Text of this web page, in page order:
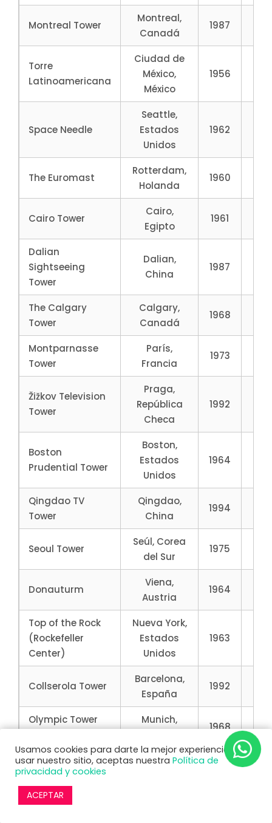
Montreal Tower
Montreal,
Canadá
1987
Torre
Latinoamericana
Ciudad de
México,
México
1956
Space Needle
Seattle,
Estados
Unidos
1962
The Euromast
Rotterdam,
Holanda
1960
Cairo Tower
Cairo,
Egipto
1961
Dalian
Sightseeing
Tower
Dalian,
China
1987
The Calgary
Tower
Calgary,
Canadá
1968
Montparnasse
Tower
París,
Francia
1973
Žižkov Television
Tower
Praga,
República
Checa
1992
Boston
Prudential Tower
Boston,
Estados
Unidos
1964
Qingdao TV
Tower
Qingdao,
China
1994
Seoul Tower
Seúl, Corea
del Sur
1975
Donauturm
Viena,
Austria
1964
Top of the Rock
(Rockefeller
Center)
Nueva York,
Estados
Unidos
1963
Collserola Tower
Barcelona,
España
1992
Olympic Tower
Munich,
1968
Shennong Tower
Hunan,
1999
Eureka Skydeck
Usamos cookies para darte la mejor experiencia. Al
usar nuestro sitio, aceptas nuestra Política de
privacidad y cookies
ACEPTAR